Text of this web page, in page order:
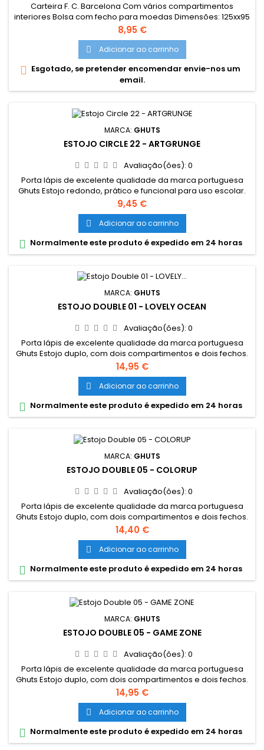
Carteira F. C. Barcelona Com vários compartimentos
interiores Bolsa com fecho para moedas Dimensões: 125xx95
mm
Preço
8,95 €
 Adicionar ao carrinho
 Esgotado, se pretender encomendar envie-nos um
email.
MARCA: GHUTS
ESTOJO CIRCLE 22 - ARTGRUNGE
Avaliação(ões): 0
Porta lápis de excelente qualidade da marca portuguesa
Ghuts Estojo redondo, prático e funcional para uso escolar.
Dimensões: 22,5 x 6 x 6 cm Características: Polyester 600D;
Fecho e cursor certificados YKK
Preço
9,45 €
 Adicionar ao carrinho
 Normalmente este produto é expedido em 24 horas
MARCA: GHUTS
ESTOJO DOUBLE 01 - LOVELY OCEAN
Avaliação(ões): 0
Porta lápis de excelente qualidade da marca portuguesa
Ghuts Estojo duplo, com dois compartimentos e dois fechos.
Dimensões: 20,5 x 9,5 x 8 cm Características: Polyester 600D;
Fechos e cursor certificados YKK
Preço
14,95 €
 Adicionar ao carrinho
 Normalmente este produto é expedido em 24 horas
MARCA: GHUTS
ESTOJO DOUBLE 05 - COLORUP
Avaliação(ões): 0
Porta lápis de excelente qualidade da marca portuguesa
Ghuts Estojo duplo, com dois compartimentos e dois fechos.
Dimensões: 20,5 x 9,5 x 8 cm Características: Polyester 600D;
Fechos e cursor certificados YKK
Preço
14,40 €
 Adicionar ao carrinho
 Normalmente este produto é expedido em 24 horas
MARCA: GHUTS
ESTOJO DOUBLE 05 - GAME ZONE
Avaliação(ões): 0
Porta lápis de excelente qualidade da marca portuguesa
Ghuts Estojo duplo, com dois compartimentos e dois fechos.
Dimensões: 20,5 x 9,5 x 8 cm Características: Polyester 600D;
Fechos e cursor certificados YKK
Preço
14,95 €
 Adicionar ao carrinho
 Normalmente este produto é expedido em 24 horas